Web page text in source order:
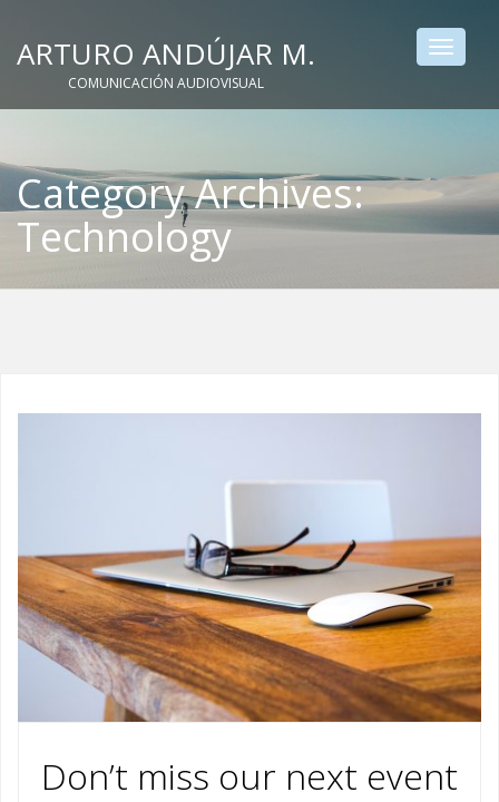
ARTURO ANDÚJAR M.
COMUNICACIÓN AUDIOVISUAL
Toggle
Category Archives:
Technology
Don’t miss our next event